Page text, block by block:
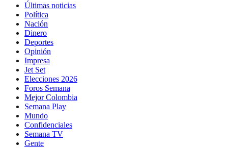
Últimas noticias
Política
Nación
Dinero
Deportes
Opinión
Impresa
Jet Set
Elecciones 2026
Foros Semana
Mejor Colombia
Semana Play
Mundo
Confidenciales
Semana TV
Gente